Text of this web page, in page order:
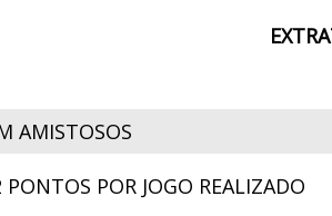
AMISTOSOS
POR JOGO REALIZADO